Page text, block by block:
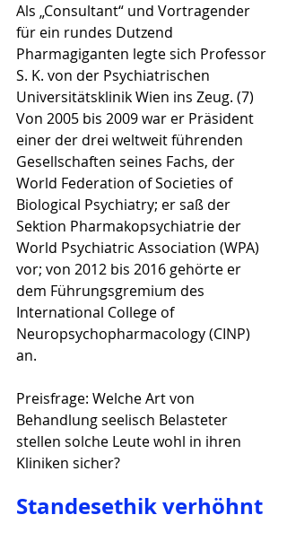
Als „Consultant“ und Vortragender
für ein rundes Dutzend
Pharmagiganten legte sich Professor
S. K. von der Psychiatrischen
Universitätsklinik Wien ins Zeug. (7)
Von 2005 bis 2009 war er Präsident
einer der drei weltweit führenden
Gesellschaften seines Fachs, der
World Federation of Societies of
Biological Psychiatry; er saß der
Sektion Pharmakopsychiatrie der
World Psychiatric Association (WPA)
vor; von 2012 bis 2016 gehörte er
dem Führungsgremium des
International College of
Neuropsychopharmacology (CINP)
an.
Preisfrage: Welche Art von
Behandlung seelisch Belasteter
stellen solche Leute wohl in ihren
Kliniken sicher?
Standesethik verhöhnt